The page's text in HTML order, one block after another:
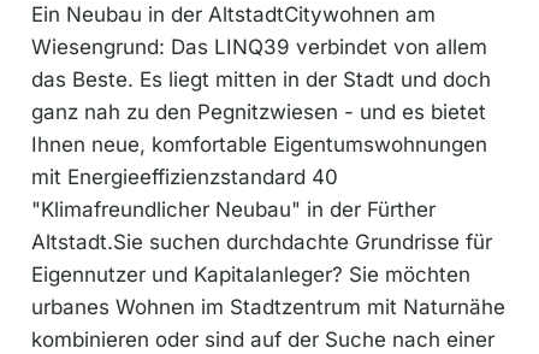
Ein Neubau in der AltstadtCitywohnen am
Wiesengrund: Das LINQ39 verbindet von allem
das Beste. Es liegt mitten in der Stadt und doch
ganz nah zu den Pegnitzwiesen - und es bietet
Ihnen neue, komfortable Eigentumswohnungen
mit Energieeffizienzstandard 40
"Klimafreundlicher Neubau" in der Fürther
Altstadt.Sie suchen durchdachte Grundrisse für
Eigennutzer und Kapitalanleger? Sie möchten
urbanes Wohnen im Stadtzentrum mit Naturnähe
kombinieren oder sind auf der Suche nach einer